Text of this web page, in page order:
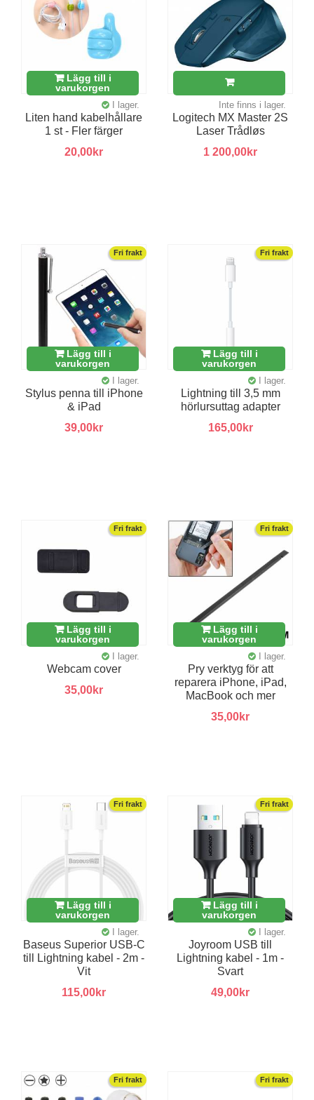
Lägg till i
varukorgen
I lager.
Liten hand kabelhållare
1 st - Fler färger
20,00kr
Inte finns i lager.
Logitech MX Master 2S
Laser Trådløs
1 200,00kr
Fri frakt
Lägg till i
varukorgen
I lager.
Stylus penna till iPhone
& iPad
39,00kr
Fri frakt
Lägg till i
varukorgen
I lager.
Lightning till 3,5 mm
hörlursuttag adapter
165,00kr
Fri frakt
Lägg till i
varukorgen
I lager.
Webcam cover
35,00kr
Fri frakt
Lägg till i
varukorgen
I lager.
Pry verktyg för att
reparera iPhone, iPad,
MacBook och mer
35,00kr
Fri frakt
Lägg till i
varukorgen
I lager.
Baseus Superior USB-C
till Lightning kabel - 2m -
Vit
115,00kr
Fri frakt
Lägg till i
varukorgen
I lager.
Joyroom USB till
Lightning kabel - 1m -
Svart
49,00kr
Fri frakt Fri frakt